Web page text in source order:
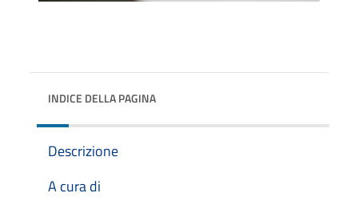
INDICE DELLA PAGINA
Descrizione
A cura di